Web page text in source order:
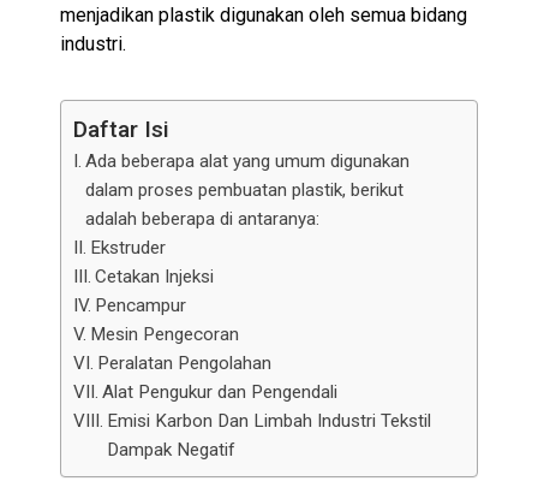
menjadikan plastik digunakan oleh semua bidang
industri.
Daftar Isi
Ada beberapa alat yang umum digunakan
dalam proses pembuatan plastik, berikut
adalah beberapa di antaranya:
Ekstruder
Cetakan Injeksi
Pencampur
Mesin Pengecoran
Peralatan Pengolahan
Alat Pengukur dan Pengendali
Emisi Karbon Dan Limbah Industri Tekstil
Dampak Negatif